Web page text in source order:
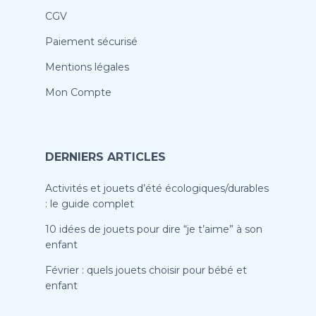
CGV
Paiement sécurisé
Mentions légales
Mon Compte
DERNIERS ARTICLES
Activités et jouets d’été écologiques/durables
: le guide complet
10 idées de jouets pour dire “je t’aime” à son
enfant
Février : quels jouets choisir pour bébé et
enfant